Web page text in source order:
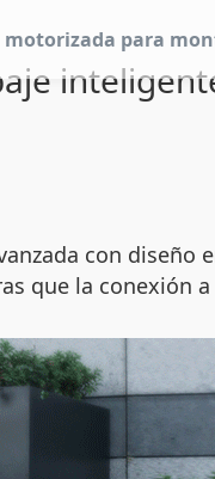
para
con
que la conexión